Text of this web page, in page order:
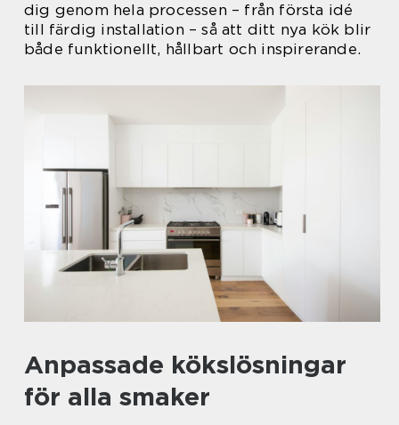
dig genom hela processen – från första idé
till färdig installation – så att ditt nya kök blir
både funktionellt, hållbart och inspirerande.
Anpassade kökslösningar
för alla smaker